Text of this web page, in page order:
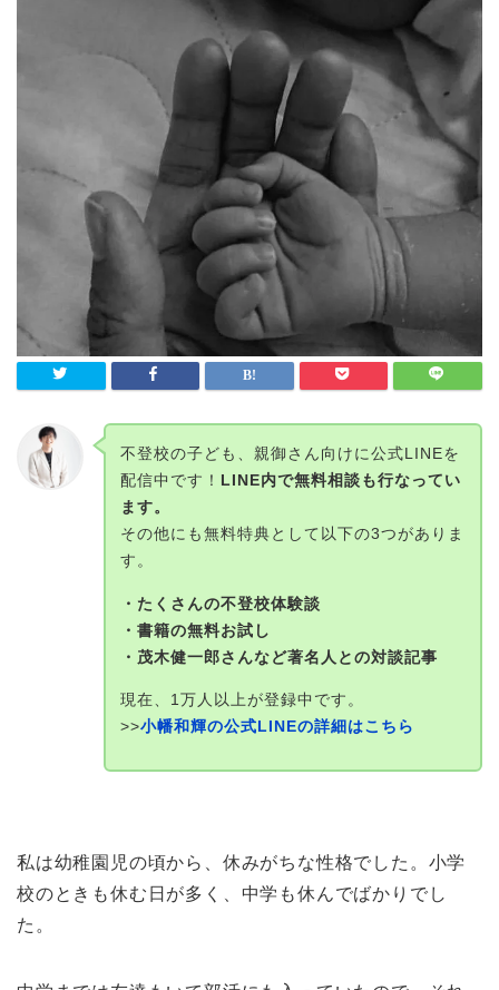
不登校の子ども、親御さん向けに公式LINEを
配信中です！ LINE内で無料相談も行なってい
ます。
その他にも無料特典として以下の3つがありま
す。
・たくさんの不登校体験談
・書籍の無料お試し
・茂木健一郎さんなど著名人との対談記事
現在、1万人以上が登録中です。
>>小幡和輝の公式LINEの詳細はこちら
私は幼稚園児の頃から、休みがちな性格でした。小学
校のときも休む日が多く、中学も休んでばかりでし
た。